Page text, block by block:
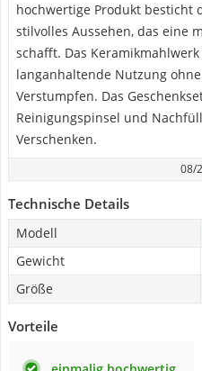
hochwertige Produkt besticht
stilvolles Aussehen, das eine
schafft. Das
langanhaltende Nutzung
Verstumpfen. Das
Reinigungspinsel und
Verschenken.
08/
Technische Details
Modell
Gewicht
Größe
Vorteile